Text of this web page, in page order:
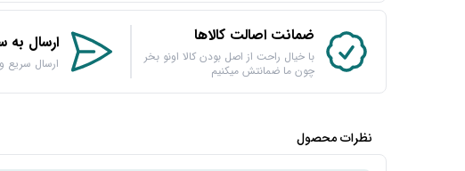
ضمانت اصالت کالاها
با خیال راحت از اصل بودن کالا اونو بخر
چون ما ضمانتش میکنیم
ارسال به
ارسال سریع
نظرات محصول